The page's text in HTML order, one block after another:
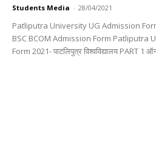
Students Media - 28/04/2021
Patliputra University UG Admission
BSC BCOM Admission Form Patliputra
Form 2021- पाटलिपुत्र विश्वविद्यालय PART 1